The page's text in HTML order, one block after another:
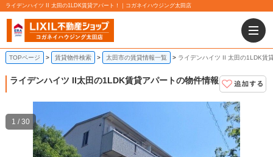
ライデンハイツ II 太田の1LDK賃貸アパート！｜コガネイハウジング太田店
TOPページ 賃貸物件検索 太田市の賃貸情報一覧 ライデンハイツ II 太田の1LDK賃
ライデンハイツ II太田の1LDK賃貸アパートの物件情報
1 / 30